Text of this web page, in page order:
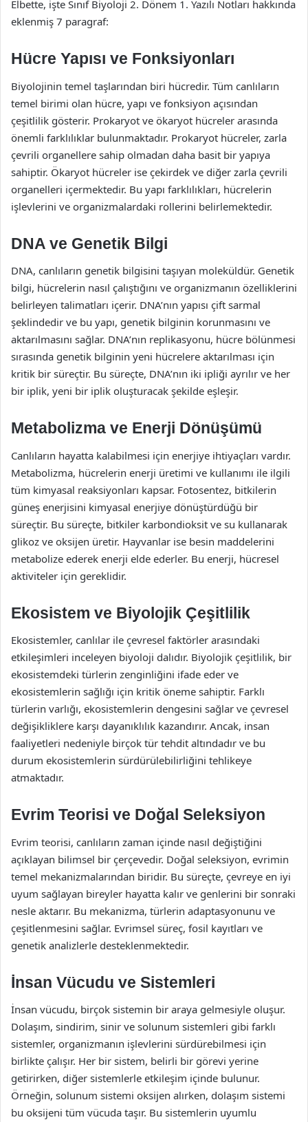
Elbette, işte Sınıf Biyoloji 2. Dönem 1. Yazılı Notları hakkında
eklenmiş 7 paragraf:
Hücre Yapısı ve Fonksiyonları
Biyolojinin temel taşlarından biri hücredir. Tüm canlıların
temel birimi olan hücre, yapı ve fonksiyon açısından
çeşitlilik gösterir. Prokaryot ve ökaryot hücreler arasında
önemli farklılıklar bulunmaktadır. Prokaryot hücreler, zarla
çevrili organellere sahip olmadan daha basit bir yapıya
sahiptir. Ökaryot hücreler ise çekirdek ve diğer zarla çevrili
organelleri içermektedir. Bu yapı farklılıkları, hücrelerin
işlevlerini ve organizmalardaki rollerini belirlemektedir.
DNA ve Genetik Bilgi
DNA, canlıların genetik bilgisini taşıyan moleküldür. Genetik
bilgi, hücrelerin nasıl çalıştığını ve organizmanın özelliklerini
belirleyen talimatları içerir. DNA’nın yapısı çift sarmal
şeklindedir ve bu yapı, genetik bilginin korunmasını ve
aktarılmasını sağlar. DNA’nın replikasyonu, hücre bölünmesi
sırasında genetik bilginin yeni hücrelere aktarılması için
kritik bir süreçtir. Bu süreçte, DNA’nın iki ipliği ayrılır ve her
bir iplik, yeni bir iplik oluşturacak şekilde eşleşir.
Metabolizma ve Enerji Dönüşümü
Canlıların hayatta kalabilmesi için enerjiye ihtiyaçları vardır.
Metabolizma, hücrelerin enerji üretimi ve kullanımı ile ilgili
tüm kimyasal reaksiyonları kapsar. Fotosentez, bitkilerin
güneş enerjisini kimyasal enerjiye dönüştürdüğü bir
süreçtir. Bu süreçte, bitkiler karbondioksit ve su kullanarak
glikoz ve oksijen üretir. Hayvanlar ise besin maddelerini
metabolize ederek enerji elde ederler. Bu enerji, hücresel
aktiviteler için gereklidir.
Ekosistem ve Biyolojik Çeşitlilik
Ekosistemler, canlılar ile çevresel faktörler arasındaki
etkileşimleri inceleyen biyoloji dalıdır. Biyolojik çeşitlilik, bir
ekosistemdeki türlerin zenginliğini ifade eder ve
ekosistemlerin sağlığı için kritik öneme sahiptir. Farklı
türlerin varlığı, ekosistemlerin dengesini sağlar ve çevresel
değişikliklere karşı dayanıklılık kazandırır. Ancak, insan
faaliyetleri nedeniyle birçok tür tehdit altındadır ve bu
durum ekosistemlerin sürdürülebilirliğini tehlikeye
atmaktadır.
Evrim Teorisi ve Doğal Seleksiyon
Evrim teorisi, canlıların zaman içinde nasıl değiştiğini
açıklayan bilimsel bir çerçevedir. Doğal seleksiyon, evrimin
temel mekanizmalarından biridir. Bu süreçte, çevreye en iyi
uyum sağlayan bireyler hayatta kalır ve genlerini bir sonraki
nesle aktarır. Bu mekanizma, türlerin adaptasyonunu ve
çeşitlenmesini sağlar. Evrimsel süreç, fosil kayıtları ve
genetik analizlerle desteklenmektedir.
İnsan Vücudu ve Sistemleri
İnsan vücudu, birçok sistemin bir araya gelmesiyle oluşur.
Dolaşım, sindirim, sinir ve solunum sistemleri gibi farklı
sistemler, organizmanın işlevlerini sürdürebilmesi için
birlikte çalışır. Her bir sistem, belirli bir görevi yerine
getirirken, diğer sistemlerle etkileşim içinde bulunur.
Örneğin, solunum sistemi oksijen alırken, dolaşım sistemi
bu oksijeni tüm vücuda taşır. Bu sistemlerin uyumlu